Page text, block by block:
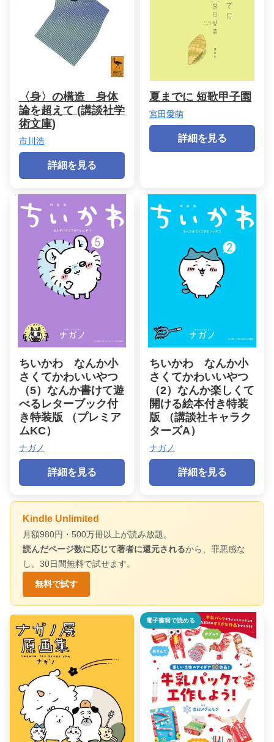
〈身〉の構造 身体
論を超えて (講談社学
術文庫)
市川浩
詳細を見る
夏までに 短歌甲子園
宮田愛萌
詳細を見る
ちいかわ なんか小
さくてかわいいやつ
（5）なんか書けて遊
べるレターブック付
き特装版 （プレミア
ムKC）
ナガノ
詳細を見る
ちいかわ なんか小
さくてかわいいやつ
（2）なんか楽しくて
開ける絵本付き特装
版 （講談社キャラク
ターズA）
ナガノ
詳細を見る
Kindle Unlimited
月額980円・500万冊以上が読み放題。
読んだページ数に応じて著者に還元されるから、罪悪感な
し。30日間無料で試せます。
無料で試す
電子書籍で読める